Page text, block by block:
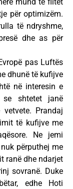
mund të flitet
për optimizëm.
të ndryshme,
dhe as për
pas Luftës
dhunë të kufijve
në interesin e
se shtetet janë
Prandaj
të kufijve me
Ne jemi
përputhej me
ranë dhe ndarjet
sovranë. Duke
edhe Hoti